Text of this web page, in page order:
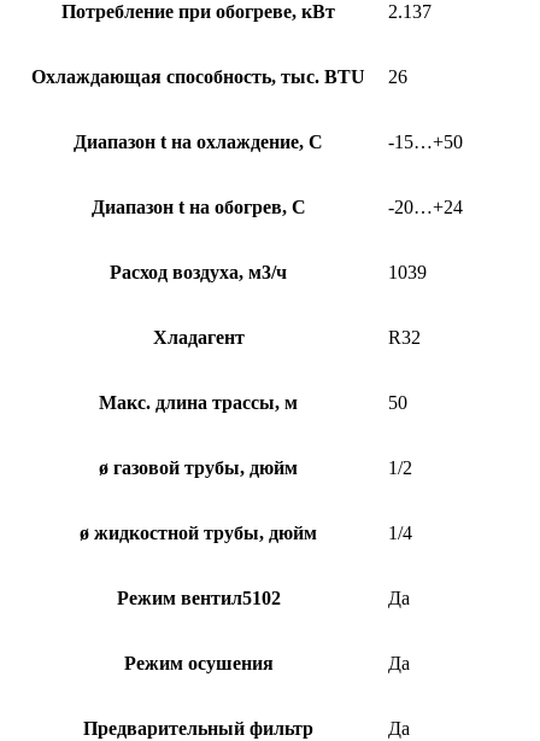
Потребление при обогреве, кВт 2.137
Охлаждающая способность, тыс. BTU 26
Диапазон t на охлаждение, С -15…+50
Диапазон t на обогрев, С -20…+24
Расход воздуха, м3/ч 1039
Хладагент R32
Макс. длина трассы, м 50
ø газовой трубы, дюйм 1/2
ø жидкостной трубы, дюйм 1/4
Режим вентил5102 Да
Режим осушения Да
Предварительный фильтр Да